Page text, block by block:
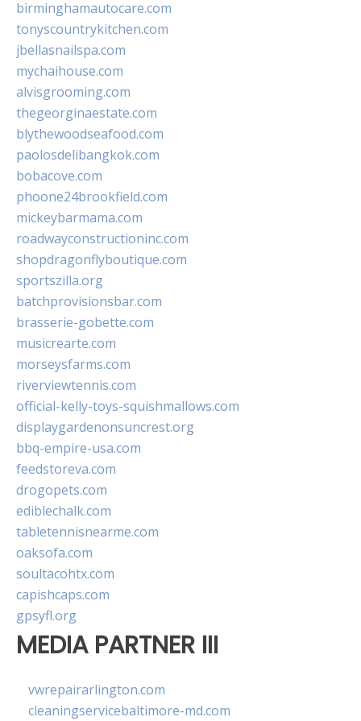
birminghamautocare.com
tonyscountrykitchen.com
jbellasnailspa.com
mychaihouse.com
alvisgrooming.com
thegeorginaestate.com
blythewoodseafood.com
paolosdelibangkok.com
bobacove.com
phoone24brookfield.com
mickeybarmama.com
roadwayconstructioninc.com
shopdragonflyboutique.com
sportszilla.org
batchprovisionsbar.com
brasserie-gobette.com
musicrearte.com
morseysfarms.com
riverviewtennis.com
official-kelly-toys-squishmallows.com
displaygardenonsuncrest.org
bbq-empire-usa.com
feedstoreva.com
drogopets.com
ediblechalk.com
tabletennisnearme.com
oaksofa.com
soultacohtx.com
capishcaps.com
gpsyfl.org
MEDIA PARTNER III
vwrepairarlington.com
cleaningservicebaltimore-md.com